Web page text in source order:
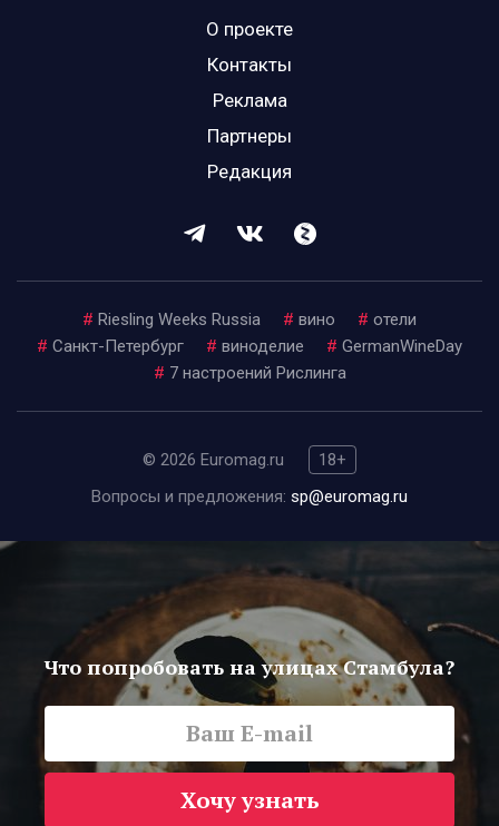
О проекте
Контакты
Реклама
Партнеры
Редакция
# Riesling Weeks Russia # вино # отели
# Санкт-Петербург # виноделие # GermanWineDay
# 7 настроений Рислинга
© 2026 Euromag.ru
18+
Вопросы и предложения: sp@euromag.ru
Что попробовать на улицах Стамбула?
Хочу узнать